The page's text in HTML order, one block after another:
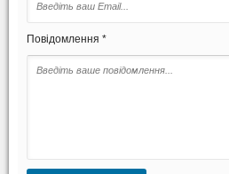
Повідомлення *